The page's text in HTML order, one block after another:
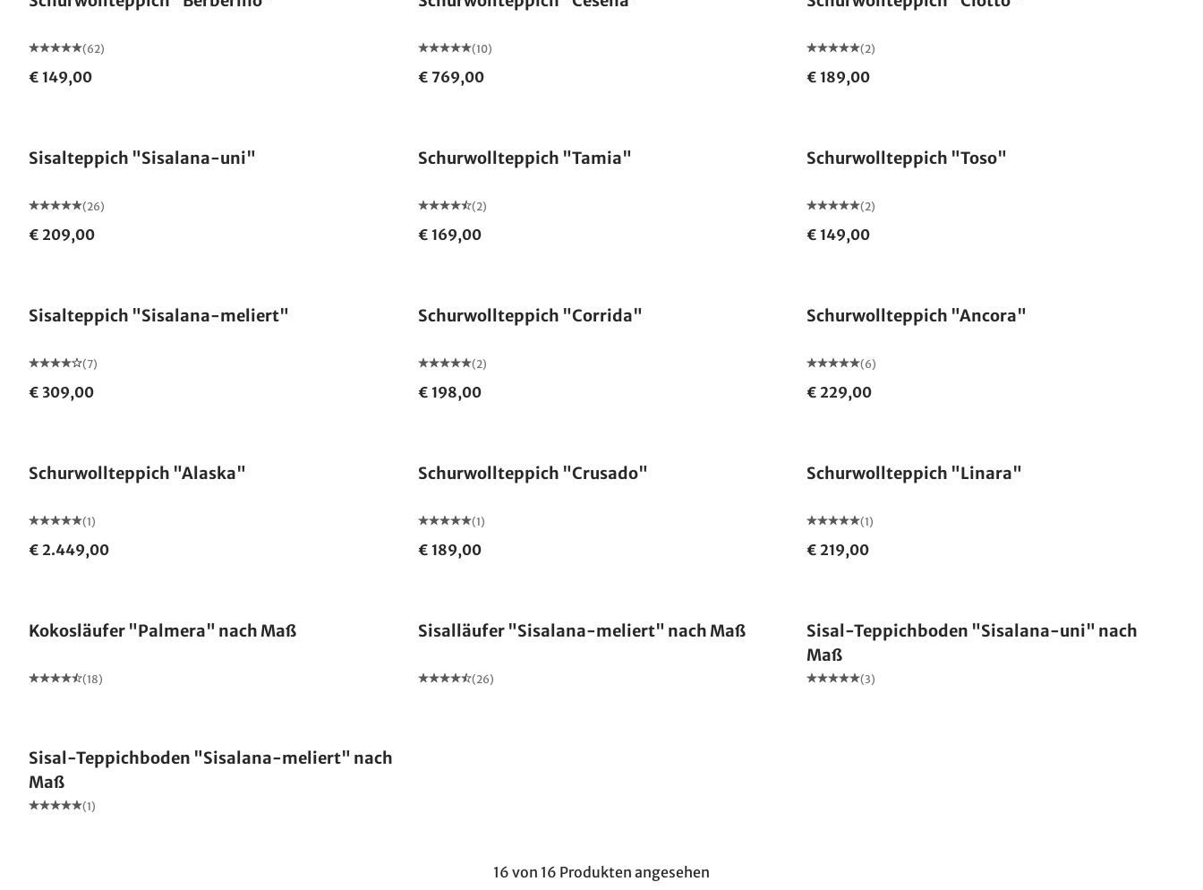
(62)
€ 149,00
(10)
€ 769,00
(2)
€ 189,00
Sisalteppich "Sisalana-uni"
(26)
€ 209,00
Schurwollteppich "Tamia"
(2)
€ 169,00
Schurwollteppich "Toso"
(2)
€ 149,00
Sisalteppich "Sisalana-meliert"
(7)
€ 309,00
Schurwollteppich "Corrida"
(2)
€ 198,00
Schurwollteppich "Ancora"
(6)
€ 229,00
Schurwollteppich "Alaska"
(1)
€ 2.449,00
Schurwollteppich "Crusado"
(1)
€ 189,00
Schurwollteppich "Linara"
(1)
€ 219,00
Kokosläufer "Palmera" nach Maß
(18)
Sisalläufer "Sisalana-meliert" nach Maß
(26)
Sisal-Teppichboden "Sisalana-uni" nach
Maß
(3)
Sisal-Teppichboden "Sisalana-meliert" nach
Maß
(1)
16 von 16 Produkten angesehen